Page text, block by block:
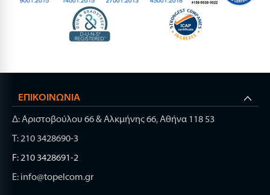
ΕΠΙΚΟΙΝΩΝΊΑ
Δ: Αριστοβούλου 66 & Αλκμήνης 66, Αθήνα 118 53
Τ: 210 3428690-3
F: 210 3428691-2
E: info@topelcom.gr